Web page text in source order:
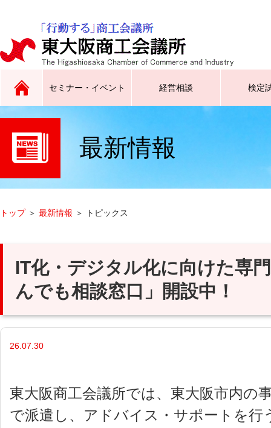
セミナー・イベント 経営相談 検定
原産地証明、インボイス証明、
サイン証明、電子証明書
広告チラシ同封サービスなど
トップス東大阪／東大阪ラグビ
ーグッズ創生クラブなど
合同企業説明会、就職フェスタ
など
最新情報
トップ＞ 最新情報 ＞ トピックス
IT化・デジタル化に向けた専
んでも相談窓口」開設中！
26.07.30
東大阪商工会議所では、東大阪市内の
で派遣し、アドバイス・サポートを行